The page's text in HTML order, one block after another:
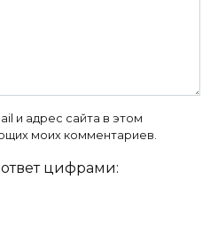
и адрес сайта в этом
моих комментариев.
цифрами: